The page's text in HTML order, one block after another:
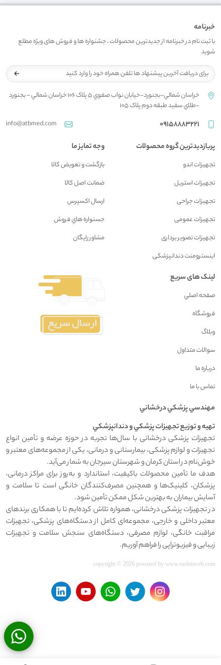
خبرنامه
با ثبت نام در خبرنامه از جدیدترین محصولات ، جشنواره ها و فروش های ویژه مطلع
شوید
خراسان شمالي-بجنورد-خيابان نواب صفوي 5 پلاک 106 خراسان شمالي - بجنورد
-طلاي سفيد طبقه دوم پلاک 105
09158883221
info@atbmed.com
پربازدیدترین گروه محصولات
تجهیزات اندو
تجهیزات استریل
تجهیزات جراحی
تجهیزات عمومی
تجهیزات تصویر برداری
اینسترومنت دندانپزشکی
وجه تمایز ما
بازگشت و تعويض کالا
ضمانت اصل کالا
ارسال اکسپرس
جسنواره هاي فروش
مشاور رايگان
لینک های سریع
صفحه اصلي
فروشگاه
وبلاگ
سوالات متداول
درباره ما
تماس با ما
مهندسي پزشکي درخشاني
تهيه و توزيع تجهيزات پزشکي و دندانپزشکي
تجهیزات پزشکی درخشانی با سال‌ها تجربه در حوزه عرضه و تأمین انواع
تجهیزات و لوازم پزشکی، بیمارستانی و درمانی، یکی از مجموعه‌های معتبر و
خوش‌نام در استان کرمان و شهرستان سیرجان به شمار می‌آید.
هدف ما تأمین محصولات باکیفیت، استاندارد و به‌روز برای مراکز درمانی،
پزشکان، کلینیک‌ها و همچنین مصرف‌کنندگان خانگی است تا سلامت و
آسایش بیماران به بهترین شکل ممکن تأمین شود.
در تجهیزات پزشکی درخشانی، همواره تلاش کرده‌ایم تا با همکاری برندهای
معتبر داخلی و خارجی، مجموعه‌ای کامل از دستگاه‌های پزشکی، تجهیزات
مراقبت خانگی، لوازم مصرفی، دستگاه‌های سنجش سلامت و تجهیزات
زیبایی و فیزیوتراپی را فراهم آوریم.
copyright © 2026 powered by www.rashinweb.com